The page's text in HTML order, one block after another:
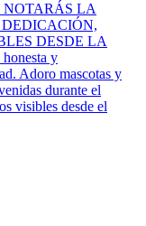
NOTARÁS LA
DESDE LA
y
Adoro mascotas y
durante el
visibles desde el